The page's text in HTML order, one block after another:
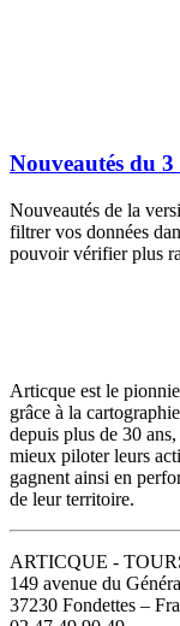
Nouveautés du 3
Nouveautés de la
filtrer vos données
pouvoir vérifier plus
Articque est le
grâce à la
depuis plus de 30
mieux piloter leurs
gagnent ainsi en
de leur territoire.
ARTICQUE -
149 avenue du
37230 Fondettes –